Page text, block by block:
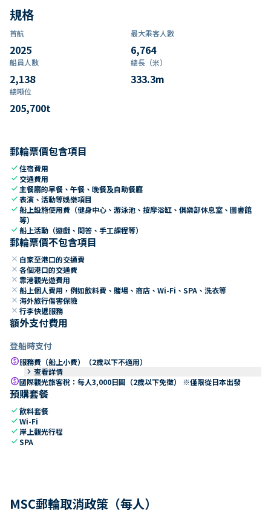
規格
首航
2025
最大乘客人數
6,764
船員人數
2,138
總長（米）
333.3m
總噸位
205,700t
郵輪票價包含項目
check住宿費用
check 交通費用
check 主餐廳的早餐、午餐、晚餐及自助餐廳
check表演、活動等娛樂項目
check船上設施使用費（健身中心、游泳池、按摩浴缸、俱樂部休息室、圖書館
等）
check船上活動（遊戲、問答、手工課程等）
郵輪票價不包含項目
close 自家至港口的交通費
close 各個港口的交通費
close 靠港觀光遊費用
close 船上個人費用，例如飲料費、賭場、商店、Wi-Fi、SPA、洗衣等
close 海外旅行傷害保險
close 行李快遞服務
額外支付費用
登船時支付
paid服務費（船上小費）（2歲以下不適用）
keyboard_arrow_right 查看詳情
paid國際觀光旅客稅：每人3,000日圓（2歲以下免徵） ※僅限從日本出發
預購套餐
check飲料套餐
checkWi-Fi
check 岸上觀光行程
checkSPA
MSC郵輪取消政策（每人）